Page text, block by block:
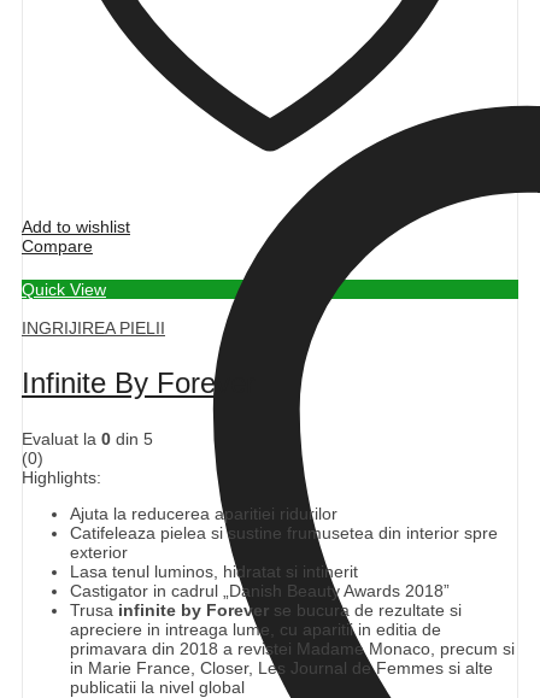
Add to wishlist
Compare
Quick View
INGRIJIREA PIELII
Infinite By Forever
Evaluat la 0 din 5
(0)
Highlights:
Ajuta la reducerea aparitiei ridurilor
Catifeleaza pielea si sustine frumusetea din interior spre
exterior
Lasa tenul luminos, hidratat si intinerit
Castigator in cadrul „Danish Beauty Awards 2018”
Trusa infinite by Forever se bucura de rezultate si
apreciere in intreaga lume, cu aparitii in editia de
primavara din 2018 a revistei Madame Monaco, precum si
in Marie France, Closer, Les Journal de Femmes si alte
publicatii la nivel global